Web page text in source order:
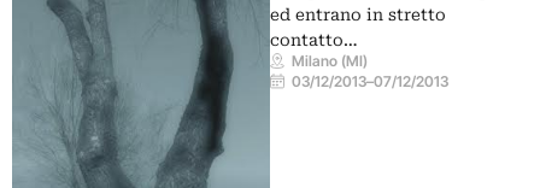
ed entrano in stretto
contatto…
Milano (MI)
03/12/2013–07/12/2013